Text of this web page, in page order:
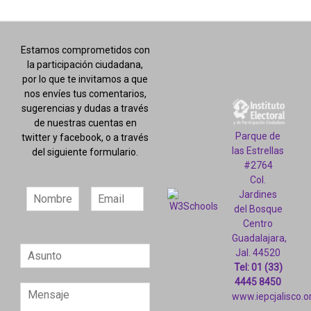
Estamos comprometidos con
la participación ciudadana,
por lo que te invitamos a que
nos envíes tus comentarios,
sugerencias y dudas a través
de nuestras cuentas en
twitter y facebook, o a través
del siguiente formulario.
Parque de
las Estrellas
#2764
Col.
Jardines
del Bosque
Centro
Guadalajara,
Jal. 44520
Tel: 01 (33)
4445 8450